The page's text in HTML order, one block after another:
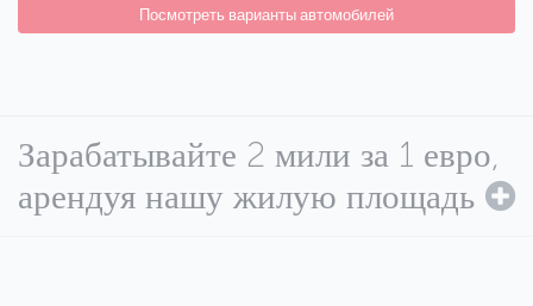
Посмотреть варианты автомобилей
Зарабатывайте 2 мили за 1 евро,
арендуя нашу жилую площадь